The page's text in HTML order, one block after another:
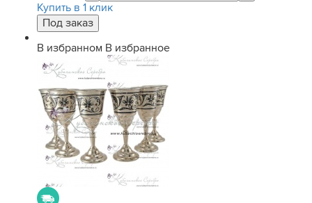
Купить в 1 клик
В избранном В избранное